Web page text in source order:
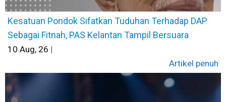
Kesatuan Pondok Sifatkan Tuduhan Terhadap DAP
Sebagai Fitnah, PAS Kelantan Tampil Bersuara
10 Aug, 26 |
Artikel penuh